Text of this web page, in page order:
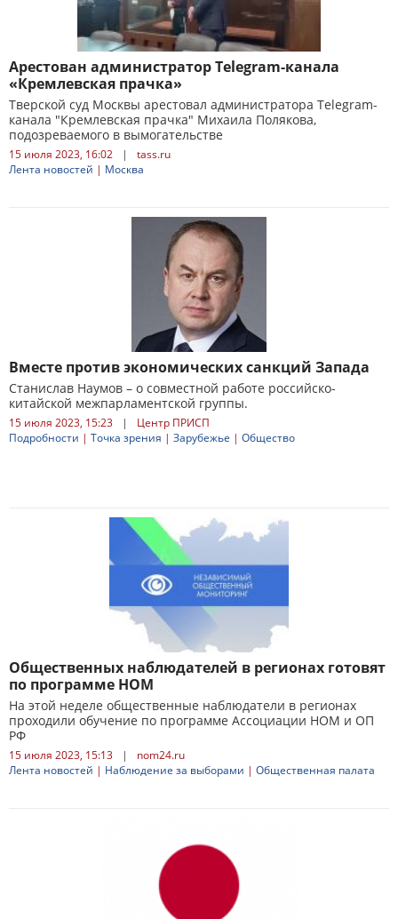
Арестован администратор Telegram-канала
«Кремлевская прачка»
Тверской суд Москвы арестовал администратора Telegram-
канала "Кремлевская прачка" Михаила Полякова,
подозреваемого в вымогательстве
15 июля 2023, 16:02 |
tass.ru
Лента новостей | Москва
Вместе против экономических санкций Запада
Станислав Наумов – о совместной работе российско-
китайской межпарламентской группы.
15 июля 2023, 15:23 |
Центр ПРИСП
Подробности | Точка зрения | Зарубежье | Общество
Общественных наблюдателей в регионах готовят
по программе НОМ
На этой неделе общественные наблюдатели в регионах
проходили обучение по программе Ассоциации НОМ и ОП
РФ
15 июля 2023, 15:13 |
nom24.ru
Лента новостей | Наблюдение за выборами | Общественная палата